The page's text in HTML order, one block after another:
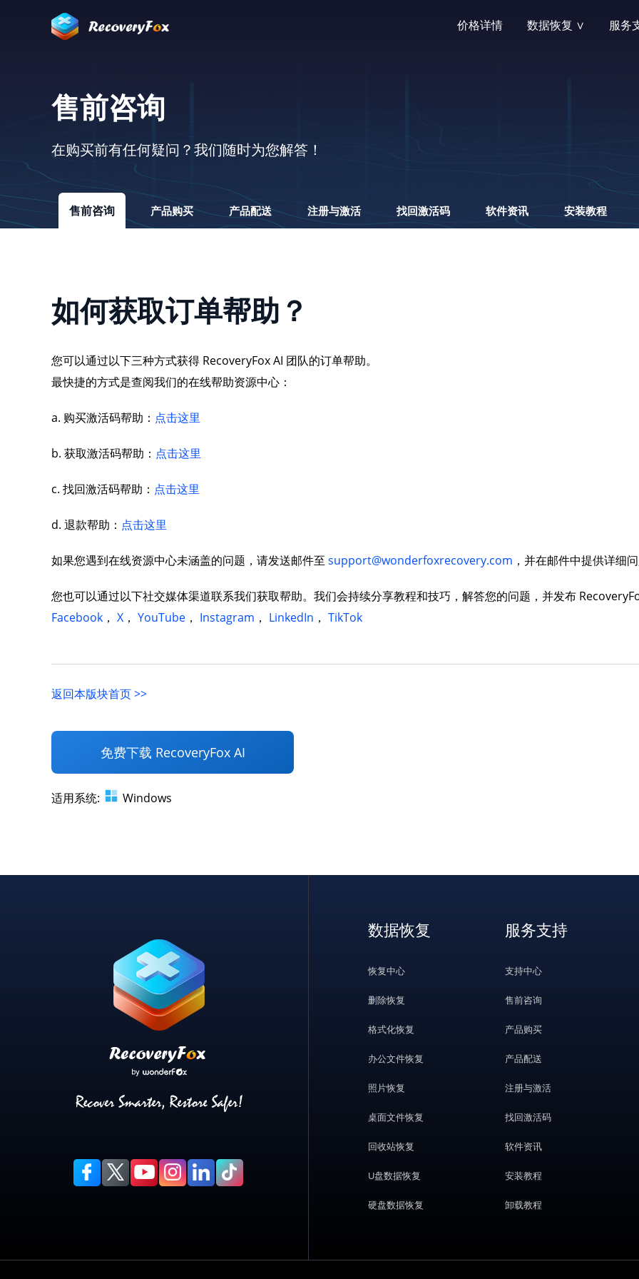
价格详情 数据恢复 ∨
RecoveryFox AI—支持各类文件
快速恢复硬盘格式化数据
办公文件恢复
恢复丢失的各种文档，包括
服务
产品购买
自助服务：订
产品配送
自助服务：软
售前咨询
在购买前有任何疑问？我们随时为您解答！
售前咨询 产品购买 产品配送 注册与激活 找回激活码 软件资讯 安装教程
如何获取订单帮助？
您可以通过以下三种方式获得 RecoveryFox AI 团队的订单帮助。
最快捷的方式是查阅我们的在线帮助资源中心：
a. 购买激活码帮助： 点击这里
b. 获取激活码帮助： 点击这里
c. 找回激活码帮助： 点击这里
d. 退款帮助： 点击这里
如果您遇到在线资源中心未涵盖的问题，请发送邮件至 support@wonderfoxrecovery.com ，并在邮件中提供详细
您也可以通过以下社交媒体渠道联系我们获取帮助。我们会持续分享教程和技巧，解答您的问题，并发布
Facebook ， X ， YouTube ， Instagram ， LinkedIn ， TikTok
返回本版块首页 >>
免费下载 RecoveryFox AI
适用系统: Windows
数据恢复
恢复中心
删除恢复
格式化恢复
办公文件恢复
照片恢复
桌面文件恢复
回收站恢复
U盘数据恢复
硬盘数据恢复
服务支持
支持中心
售前咨询
产品购买
产品配送
注册与激活
找回激活码
软件资讯
安装教程
卸载教程